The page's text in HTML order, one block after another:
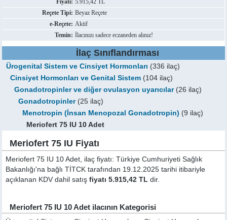
Fiyatı: 5.915,42 TL
Reçete Tipi: Beyaz Reçete
e-Reçete: Aktif
Temin: İlacınızı sadece eczaneden alınız!
İlaç Sınıflandırması
Ürogenital Sistem ve Cinsiyet Hormonları (336 ilaç)
Cinsiyet Hormonları ve Genital Sistem (104 ilaç)
Gonadotropinler ve diğer ovulasyon uyarıcılar(26 ilaç)
Gonadotropinler(25 ilaç)
Menotropin (İnsan Menopozal Gonadotropin) (9 ilaç)
Meriofert 75 IU 10 Adet
Meriofert 75 IU Fiyatı
Meriofert 75 IU 10 Adet, ilaç fiyatı: Türkiye Cumhuriyeti Sağlık
Bakanlığı'na bağlı TİTCK tarafından 19.12.2025 tarihi itibariyle
açıklanan KDV dahil satışfiyatı 5.915,42 TL dir.
Meriofert 75 IU 10 Adet ilacının Kategorisi